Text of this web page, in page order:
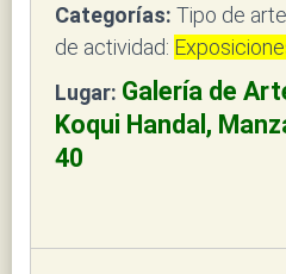
Categorías: Tipo de
de actividad:
Lugar: Galería de
Koqui Handal,
40